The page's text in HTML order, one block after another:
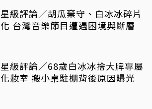
星級評論／胡瓜棄守、白冰冰碎片
化 台灣音樂節目遭遇困境與斷層
星級評論／68歲白冰冰捨大牌專屬
化妝室 搬小桌駐棚背後原因曝光